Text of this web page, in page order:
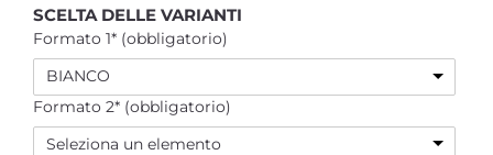
SCELTA DELLE VARIANTI
Formato 1* (obbligatorio)
BIANCO
Formato 2* (obbligatorio)
Seleziona un elemento